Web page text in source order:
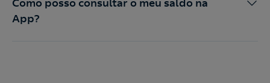
Como posso consultar o meu saldo na
App?